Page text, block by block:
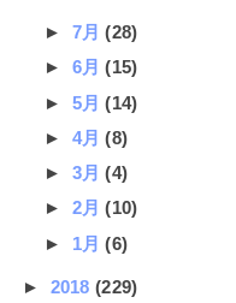
► 7月(28)
► 6月(15)
► 5月(14)
► 4月(8)
► 3月(4)
► 2月(10)
► 1月(6)
► 2018(229)